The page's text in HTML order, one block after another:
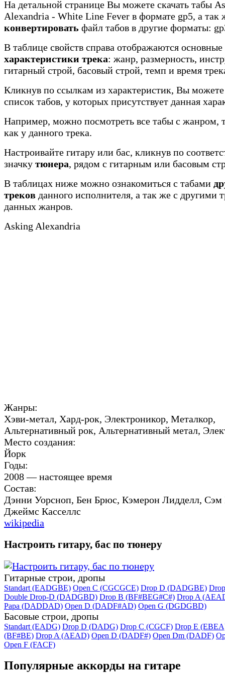
На детальной странице Вы можете скачать табы
Alexandria - White Line Fever в формате gp5, а так
конвертировать файл табов в другие форматы:
В таблице свойств справа отображаются основные
характеристики трека: жанр, размерность,
гитарный строй, басовый строй, темп и время
Кликнув по ссылкам из характеристик, Вы
список табов, у которых присутствует данная
Например, можно посмотреть все табы с жанром,
как у данного трека.
Настроивайте гитару или бас, кликнув по
значку тюнера, рядом с гитарным или басовым
В таблицах ниже можно ознакомиться с табами
треков данного исполнителя, а так же с другими
данных жанров.
Asking Alexandria
Жанры:
Хэви-метал, Хард-рок, Электроникор, Металкор,
Альтернативный рок, Альтернативный метал,
Место создания:
Йорк
Годы:
2008 — настоящее время
Состав:
Дэнни Уорсноп, Бен Брюс, Кэмерон Лидделл, Сэм
Джеймс Касселлс
wikipedia
Настроить гитару, бас по тюнеру
Гитарные строи, дропы
Standart (EADGBE) Open C (CGCGCE) Drop D (DADGBE)
Double Drop-D (DADGBD) Drop B (BF#BEG#C#) Drop A
Papa (DADDAD) Open D (DADF#AD) Open G (DGDGBD)
Басовые строи, дропы
Standart (EADG) Drop D (DADG) Drop C (CGCF) Drop E
(BF#BE) Drop A (AEAD) Open D (DADF#) Open Dm (DADF)
Open F (FACF)
Популярные аккорды на гитаре